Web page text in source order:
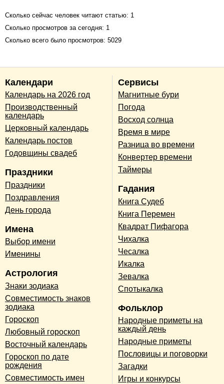
Сколько сейчас человек читают статью: 1
Сколько просмотров за сегодня: 1
Сколько всего было просмотров: 5029
Календари
Календарь на 2026 год
Производственный
календарь
Церковный календарь
Календарь постов
Годовщины свадеб
Праздники
Праздники
Поздравления
День города
Имена
Выбор имени
Именины
Астрология
Знаки зодиака
Совместимость знаков
зодиака
Гороскоп
Любовный гороскоп
Восточный календарь
Гороскоп по дате
рождения
Совместимость имен
Сервисы
Магнитные бури
Погода
Восход солнца
Время в мире
Разница во времени
Конвертер времени
Таймеры
Гадания
Книга Судеб
Книга Перемен
Квадрат Пифагора
Чихалка
Чесалка
Икалка
Зевалка
Спотыкалка
Фольклор
Народные приметы на
каждый день
Народные приметы
Пословицы и поговорки
Загадки
Игры и конкурсы